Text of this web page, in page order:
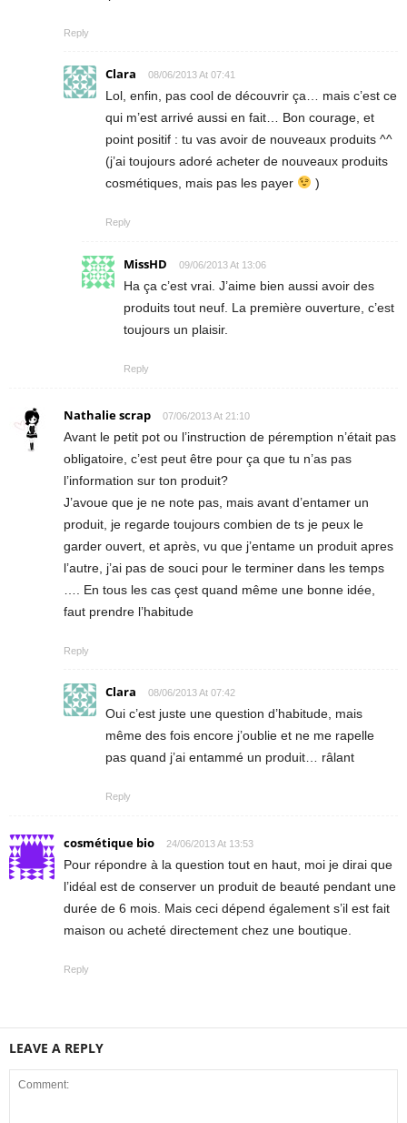
Reply
Clara 08/06/2013 At 07:41
Lol, enfin, pas cool de découvrir ça… mais c’est ce
qui m’est arrivé aussi en fait… Bon courage, et
point positif : tu vas avoir de nouveaux produits ^^
(j’ai toujours adoré acheter de nouveaux produits
cosmétiques, mais pas les payer
)
Reply
MissHD 09/06/2013 At 13:06
Ha ça c’est vrai. J’aime bien aussi avoir des
produits tout neuf. La première ouverture, c’est
toujours un plaisir.
Reply
Nathalie scrap 07/06/2013 At 21:10
Avant le petit pot ou l’instruction de péremption n’était pas
obligatoire, c’est peut être pour ça que tu n’as pas
l’information sur ton produit?
J’avoue que je ne note pas, mais avant d’entamer un
produit, je regarde toujours combien de ts je peux le
garder ouvert, et après, vu que j’entame un produit apres
l’autre, j’ai pas de souci pour le terminer dans les temps
…. En tous les cas çest quand même une bonne idée,
faut prendre l’habitude
Reply
Clara 08/06/2013 At 07:42
Oui c’est juste une question d’habitude, mais
même des fois encore j’oublie et ne me rapelle
pas quand j’ai entammé un produit… râlant
Reply
cosmétique bio 24/06/2013 At 13:53
Pour répondre à la question tout en haut, moi je dirai que
l’idéal est de conserver un produit de beauté pendant une
durée de 6 mois. Mais ceci dépend également s’il est fait
maison ou acheté directement chez une boutique.
Reply
LEAVE A REPLY